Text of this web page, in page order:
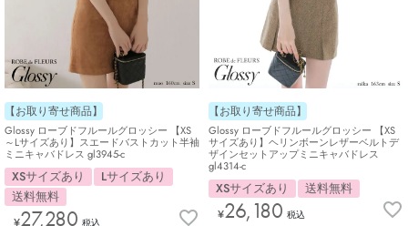
【お取り寄せ商品】
Glossy ローブドフルールグロッシー 【XS
～Lサイズあり】スエードバストカット半袖
ミニキャバドレス gl3945-c
XSサイズあり
Lサイズあり
送料無料
¥27,280 税込
【お取り寄せ商品】
Glossy ローブドフルールグロッシー 【XS
サイズあり】ヘリンボーンレザーベルトデ
ザインセットアップミニキャバドレス
gl4314-c
XSサイズあり 送料無料
¥26,180 税込